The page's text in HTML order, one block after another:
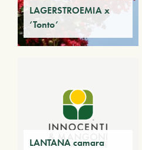
LAGERSTROEMIA x
‘Tonto’
LANTANA camara